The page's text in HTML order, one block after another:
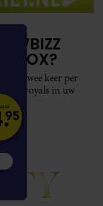
u twee keer per
en de royals in uw